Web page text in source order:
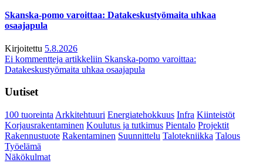
Skanska-pomo varoittaa: Datakeskustyömaita uhkaa
osaajapula
Kirjoitettu 5.8.2026
Ei kommentteja artikkeliin Skanska-pomo varoittaa:
Datakeskustyömaita uhkaa osaajapula
Uutiset
100 tuoreinta Arkkitehtuuri Energiatehokkuus Infra Kiinteistöt
Korjausrakentaminen Koulutus ja tutkimus Pientalo Projektit
Rakennustuote Rakentaminen Suunnittelu Talotekniikka Talous
Työelämä
Näkökulmat